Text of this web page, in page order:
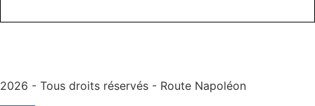
2026 - Tous droits réservés - Route Napoléon